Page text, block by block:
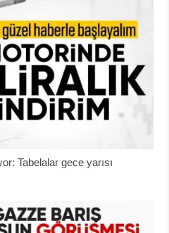
Tabelalar gece yarısı